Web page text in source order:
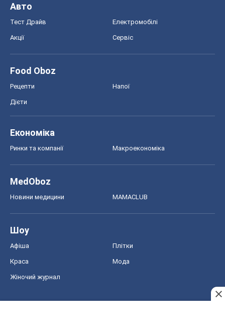
Авто
Тест Драйв Електромобілі
Акції Сервіс
Food Oboz
Рецепти Напої
Дієти
Економіка
Ринки та компанії Макроекономіка
MedOboz
Новини медицини MAMACLUB
Шоу
Афіша Плітки
Краса Мода
Жіночий журнал